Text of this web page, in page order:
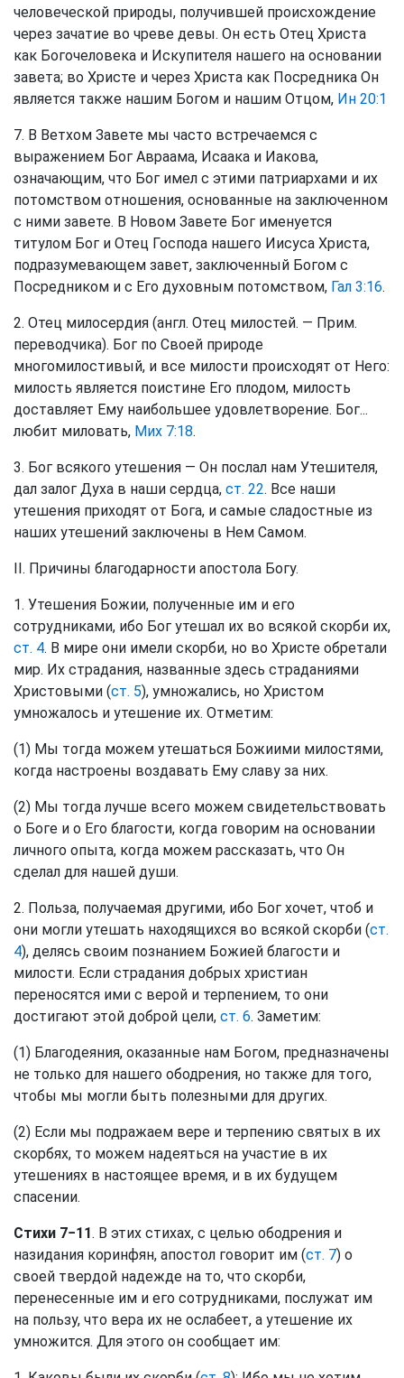
человеческой природы, получившей происхождение
через зачатие во чреве девы. Он есть Отец Христа
как Богочеловека и Искупителя нашего на основании
завета; во Христе и через Христа как Посредника Он
является также нашим Богом и нашим Отцом, Ин 20:1
7. В Ветхом Завете мы часто встречаемся с
выражением Бог Авраама, Исаака и Иакова,
означающим, что Бог имел с этими патриархами и их
потомством отношения, основанные на заключенном
с ними завете. В Новом Завете Бог именуется
титулом Бог и Отец Господа нашего Иисуса Христа,
подразумевающем завет, заключенный Богом с
Посредником и с Его духовным потомством, Гал 3:16.
2. Отец милосердия (англ. Отец милостей. — Прим.
переводчика). Бог по Своей природе
многомилостивый, и все милости происходят от Него:
милость является поистине Его плодом, милость
доставляет Ему наибольшее удовлетворение. Бог...
любит миловать, Мих 7:18.
3. Бог всякого утешения — Он послал нам Утешителя,
дал залог Духа в наши сердца, ст. 22. Все наши
утешения приходят от Бога, и самые сладостные из
наших утешений заключены в Нем Самом.
II. Причины благодарности апостола Богу.
1. Утешения Божии, полученные им и его
сотрудниками, ибо Бог утешал их во всякой скорби их,
ст. 4. В мире они имели скорби, но во Христе обретали
мир. Их страдания, названные здесь страданиями
Христовыми (ст. 5), умножались, но Христом
умножалось и утешение их. Отметим:
(1) Мы тогда можем утешаться Божиими милостями,
когда настроены воздавать Ему славу за них.
(2) Мы тогда лучше всего можем свидетельствовать
о Боге и о Его благости, когда говорим на основании
личного опыта, когда можем рассказать, что Он
сделал для нашей души.
2. Польза, получаемая другими, ибо Бог хочет, чтоб и
они могли утешать находящихся во всякой скорби (ст.
4), делясь своим познанием Божией благости и
милости. Если страдания добрых христиан
переносятся ими с верой и терпением, то они
достигают этой доброй цели, ст. 6. Заметим:
(1) Благодеяния, оказанные нам Богом, предназначены
не только для нашего ободрения, но также для того,
чтобы мы могли быть полезными для других.
(2) Если мы подражаем вере и терпению святых в их
скорбях, то можем надеяться на участие в их
утешениях в настоящее время, и в их будущем
спасении.
Стихи 7−11. В этих стихах, с целью ободрения и
назидания коринфян, апостол говорит им (ст. 7) о
своей твердой надежде на то, что скорби,
перенесенные им и его сотрудниками, послужат им
на пользу, что вера их не ослабеет, а утешение их
умножится. Для этого он сообщает им: